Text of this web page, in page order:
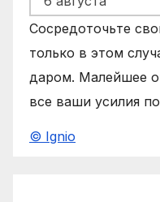
Сосредоточьте
только в этом
даром. Малейшее
все ваши усилия
© Ignio